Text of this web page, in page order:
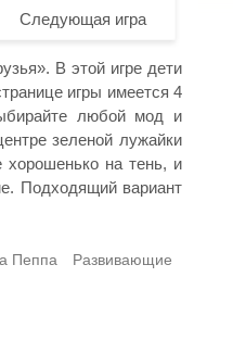
Следующая игра
В этой игре дети
игры имеется 4
любой мод и
зеленой лужайки
на тень, и
Подходящий вариант
Пеппа
Развивающие